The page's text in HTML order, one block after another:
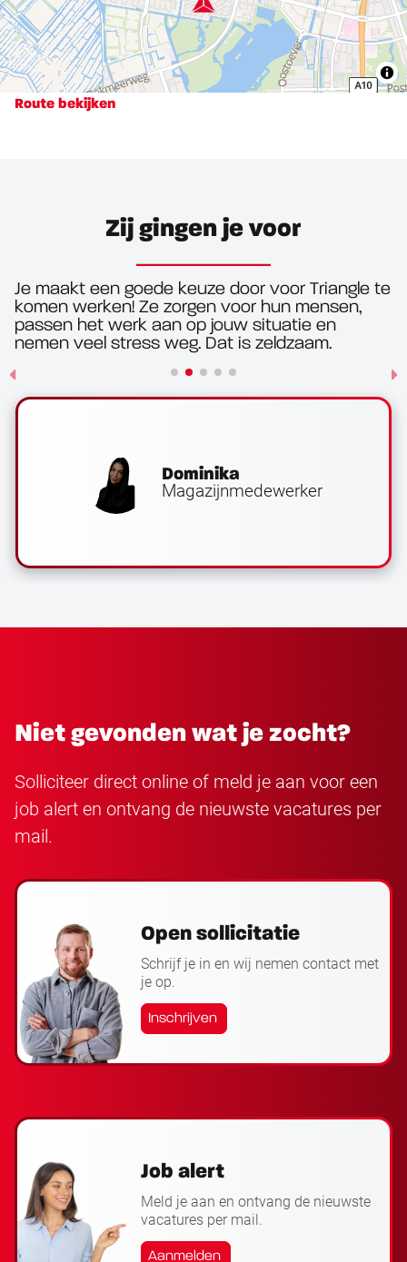
Route bekijken
Zij gingen je voor
Je maakt een goede keuze door voor Triangle te
komen werken! Ze zorgen voor hun mensen,
passen het werk aan op jouw situatie en
nemen veel stress weg. Dat is zeldzaam.
Dominika
Magazijnmedewerker
Niet gevonden wat je zocht?
Solliciteer direct online of meld je aan voor een
job alert en ontvang de nieuwste vacatures per
mail.
Open sollicitatie
Schrijf je in en wij nemen contact met
je op.
Inschrijven
Job alert
Meld je aan en ontvang de nieuwste
vacatures per mail.
Aanmelden